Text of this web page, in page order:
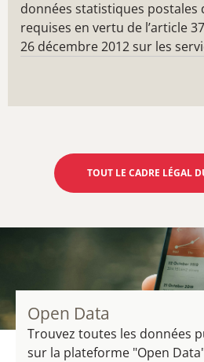
données statistiques postales
requises en vertu de l’article
26 décembre 2012 sur les
TOUT LE CADRE LÉGAL
Open Data
Trouvez toutes les données
sur la plateforme "Open